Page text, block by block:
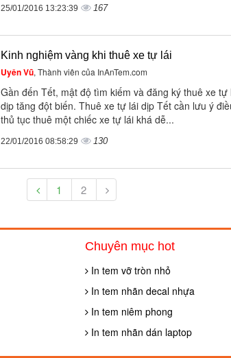
25/01/2016 13:23:39 167
Kinh nghiệm vàng khi thuê xe tự lái
Uyên Vũ, Thành viên của InAnTem.com
Gần đến Tết, mật độ tìm kiếm và đăng ký thuê xe tự
dịp tăng đột biến. Thuê xe tự lái dịp Tết cần lưu ý
thủ tục thuê một chiếc xe tự lái khá dễ...
22/01/2016 08:58:29 130
1 2
Chuyên mục hot
In tem vỡ tròn nhỏ
In tem nhãn decal nhựa
In tem niêm phong
In tem nhãn dán laptop